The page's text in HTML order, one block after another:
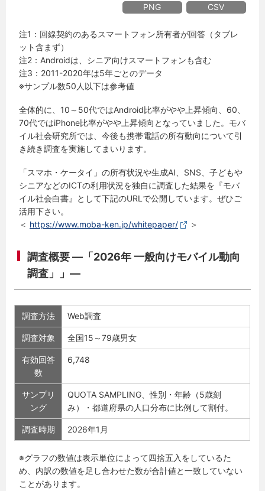
PNG CSV
注1：回線契約のあるスマートフォン所有者が回答（タブレ
ット含まず）
注2：Androidは、シニア向けスマートフォンも含む
注3：2011-2020年は5年ごとのデータ
※サンプル数50人以下は参考値
全体的に、10～50代ではAndroid比率がやや上昇傾向、60、
70代ではiPhone比率がやや上昇傾向となっていました。モバ
イル社会研究所では、今後も携帯電話の所有動向について引
き続き調査を実施してまいります。
「スマホ・ケータイ」の所有状況や生成AI、SNS、子どもや
シニアなどのICTの利用状況を独自に調査した結果を『モバ
イル社会白書』として下記のURLで公開しています。ぜひご
活用下さい。
＜ https://www.moba-ken.jp/whitepaper/ ＞
調査概要 ―「 2026年 一般向けモバイル動向
調査 」」―
調査方法 Web調査
調査対象 全国15～79歳男女
有効回答
数
6,748
サンプリ
ング
QUOTA SAMPLING、性別・年齢（5歳刻
み）・都道府県の人口分布に比例して割付。
調査時期 2026年1月
※グラフの数値は表示単位によって四捨五入をしているた
め、内訳の数値を足し合わせた数が合計値と一致していない
ことがあります。